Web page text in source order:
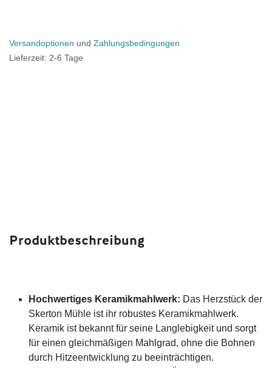
Versandoptionen und Zahlungsbedingungen
Lieferzeit: 2-6 Tage
Produktbeschreibung
Hochwertiges Keramikmahlwerk: Das Herzstück der
Skerton Mühle ist ihr robustes Keramikmahlwerk.
Keramik ist bekannt für seine Langlebigkeit und sorgt
für einen gleichmäßigen Mahlgrad, ohne die Bohnen
durch Hitzeentwicklung zu beeinträchtigen.